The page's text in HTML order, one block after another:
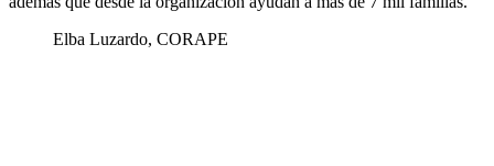
Elba Luzardo, CORAPE